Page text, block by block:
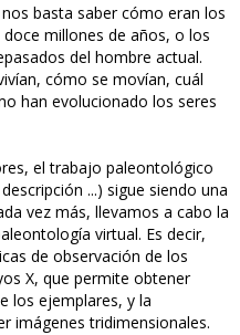
basta saber cómo eran los
millones de años, o los
​​del hombre actual.
cómo se movían, cuál
han evolucionado los seres
el trabajo paleontológico
...) sigue siendo una
vez más, llevamos a cabo la
virtual. Es decir,
de observación de los
X, que permite obtener
los ejemplares, y la
imágenes tridimensionales.